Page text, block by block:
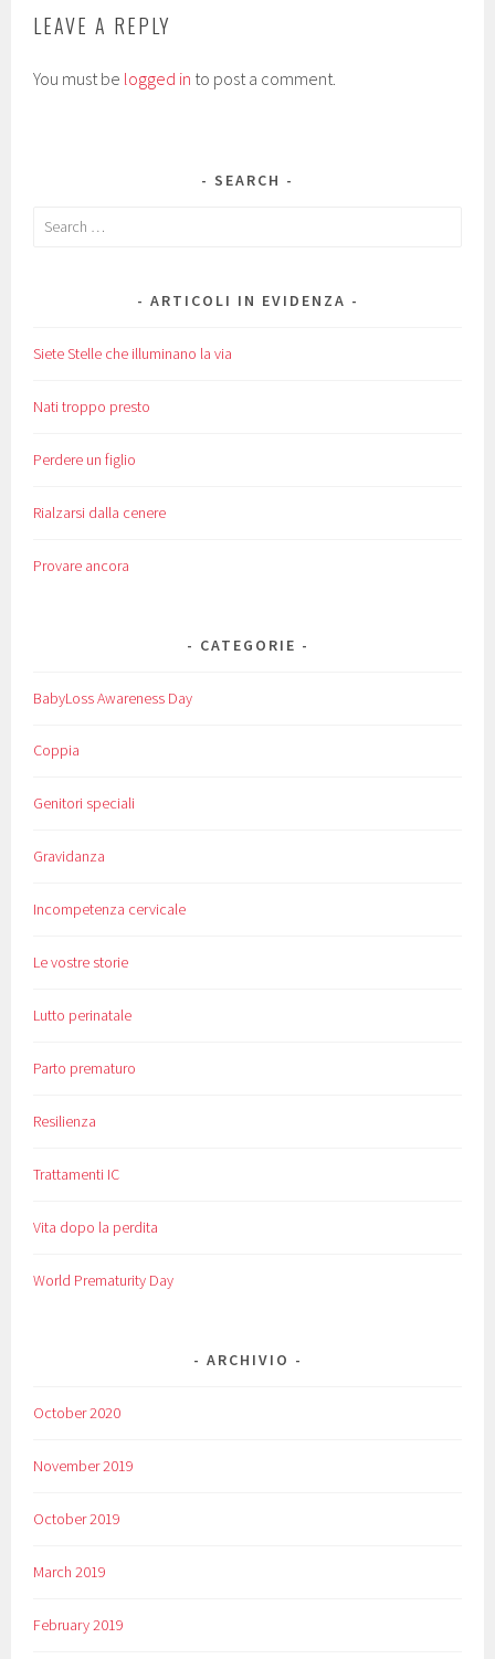
LEAVE A REPLY
You must be logged in to post a comment.
SEARCH
Search
ARTICOLI IN EVIDENZA
Siete Stelle che illuminano la via
Nati troppo presto
Perdere un figlio
Rialzarsi dalla cenere
Provare ancora
CATEGORIE
BabyLoss Awareness Day
Coppia
Genitori speciali
Gravidanza
Incompetenza cervicale
Le vostre storie
Lutto perinatale
Parto prematuro
Resilienza
Trattamenti IC
Vita dopo la perdita
World Prematurity Day
ARCHIVIO
October 2020
November 2019
October 2019
March 2019
February 2019